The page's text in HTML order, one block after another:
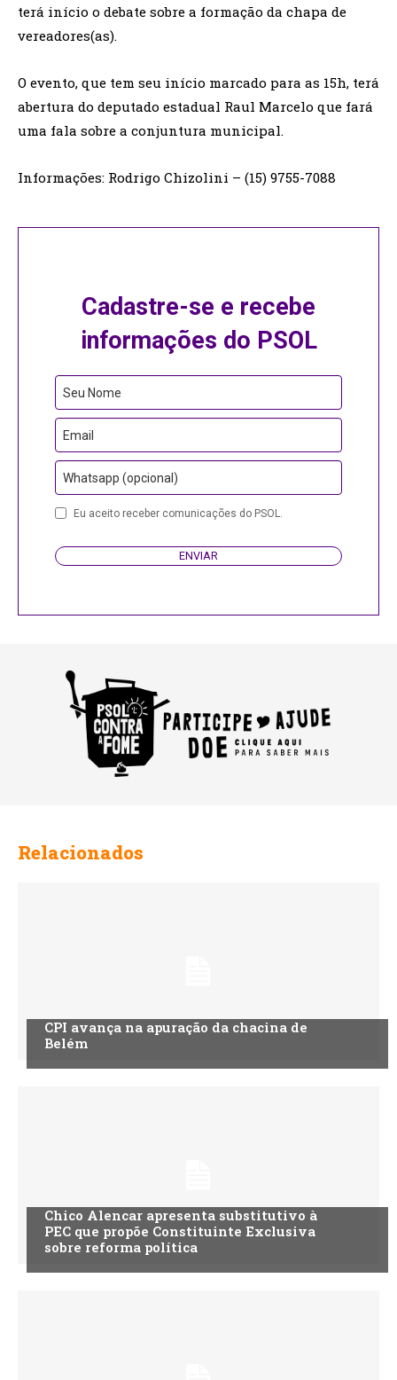
terá início o debate sobre a formação da chapa de
vereadores(as).
O evento, que tem seu início marcado para as 15h, terá
abertura do deputado estadual Raul Marcelo que fará
uma fala sobre a conjuntura municipal.
Informações: Rodrigo Chizolini – (15) 9755-7088
Cadastre-se e recebe
informações do PSOL
Phone
Number
Seu Nome
Email
Whatsapp (opcional)
Eu aceito receber comunicações do PSOL.
ENVIAR
Relacionados
CPI avança na apuração da chacina de
Belém
Chico Alencar apresenta substitutivo à
PEC que propõe Constituinte Exclusiva
sobre reforma política